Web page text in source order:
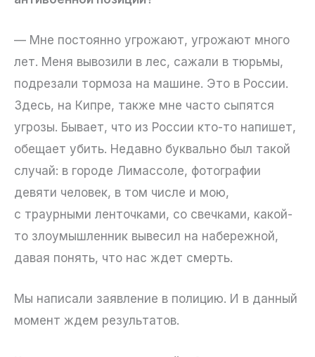
— Мне постоянно угрожают, угрожают много
лет. Меня вывозили в лес, сажали в тюрьмы,
подрезали тормоза на машине. Это в России.
Здесь, на Кипре, также мне часто сыпятся
угрозы. Бывает, что из России кто-то напишет,
обещает убить. Недавно буквально был такой
случай: в городе Лимассоле, фотографии
девяти человек, в том числе и мою,
с траурными ленточками, со свечками, какой-
то злоумышленник вывесил на набережной,
давая понять, что нас ждет смерть.
Мы написали заявление в полицию. И в данный
момент ждем результатов.